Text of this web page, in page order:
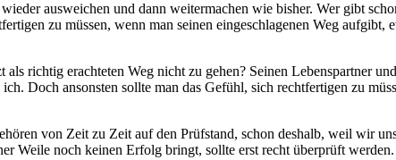
ausweichen und dann weitermachen wie bisher. Wer gibt
zu müssen, wenn man seinen eingeschlagenen Weg aufgibt,
richtig erachteten Weg nicht zu gehen? Seinen Lebenspartner
Doch ansonsten sollte man das Gefühl, sich rechtfertigen zu
von Zeit zu Zeit auf den Prüfstand, schon deshalb, weil wir
Weile noch keinen Erfolg bringt, sollte erst recht überprüft werden.